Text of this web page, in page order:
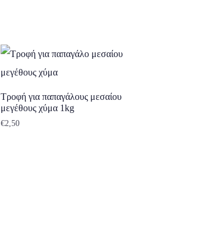
Τροφή για παπαγάλους μεσαίου
μεγέθους χύμα 1kg
€2,50